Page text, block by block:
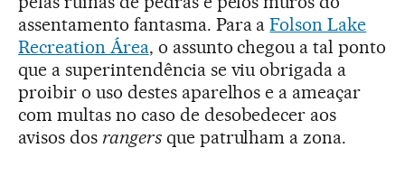
assentamento fantasma. Para aFolson Lake
Recreation Área, o assunto chegou a tal ponto
que a superintendência se viu obrigada a
proibir o uso destes aparelhos e a ameaçar
com multas no caso de desobedecer aos
avisos dos rangersque patrulham a zona.